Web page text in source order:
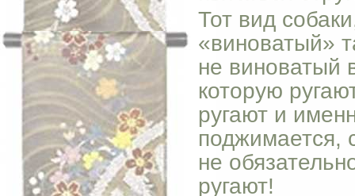
Тот вид
«виноватый»
не виноватый
которую
ругают и
поджимается,
не
ругают!